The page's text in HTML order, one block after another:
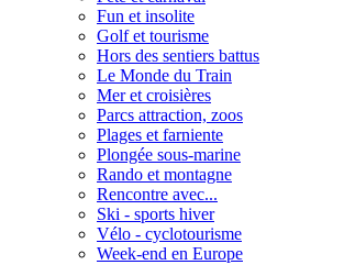
Fun et insolite
Golf et tourisme
Hors des sentiers battus
Le Monde du Train
Mer et croisières
Parcs attraction, zoos
Plages et farniente
Plongée sous-marine
Rando et montagne
Rencontre avec...
Ski - sports hiver
Vélo - cyclotourisme
Week-end en Europe